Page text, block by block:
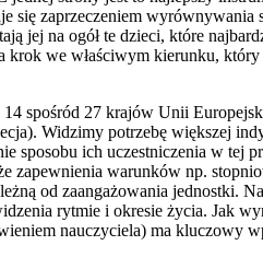
zaprzeczeniem wyrównywania
jej na ogół te dzieci, które
we właściwym kierunku,
spośród 27 krajów Unii
Widzimy potrzebę większej
sposobu ich uczestniczenia w
zapewnienia warunków np.
od zaangażowania jednostki.
rytmie i okresie życia. Jak
nauczyciela) ma kluczowy